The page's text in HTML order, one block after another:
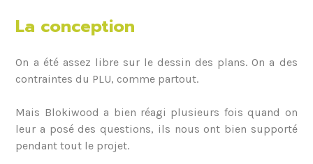
La conception
On a été assez libre sur le dessin des plans. On a des
contraintes du PLU, comme partout.
Mais Blokiwood a bien réagi plusieurs fois quand on
leur a posé des questions, ils nous ont bien supporté
pendant tout le projet.